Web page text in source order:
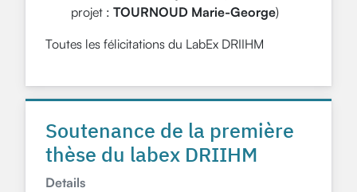
projet : TOURNOUD Marie-George)
Toutes les félicitations du LabEx DRIIHM
Soutenance de la première
thèse du labex DRIIHM
Details